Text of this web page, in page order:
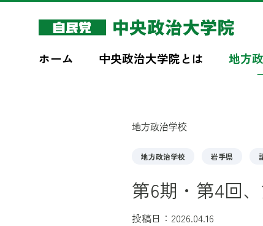
このページの本文へ移動
ホーム 中央政治大学院とは 地方
地方政治学校
地方政治学校 岩手県
第6期・第4回
投稿日：2026.04.16